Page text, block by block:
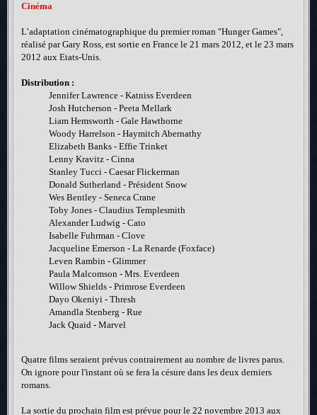
Cinéma
L’adaptation cinématographique du premier roman "Hunger Games",
réalisé par Gary Ross, est sortie en France le 21 mars 2012, et le 23 mars
2012 aux Etats-Unis.
Distribution :
Jennifer Lawrence - Katniss Everdeen
Josh Hutcherson - Peeta Mellark
Liam Hemsworth - Gale Hawthorne
Woody Harrelson - Haymitch Abernathy
Elizabeth Banks - Effie Trinket
Lenny Kravitz - Cinna
Stanley Tucci - Caesar Flickerman
Donald Sutherland - Président Snow
Wes Bentley - Seneca Crane
Toby Jones - Claudius Templesmith
Alexander Ludwig - Cato
Isabelle Fuhrman - Clove
Jacqueline Emerson - La Renarde (Foxface)
Leven Rambin - Glimmer
Paula Malcomson - Mrs. Everdeen
Willow Shields - Primrose Everdeen
Dayo Okeniyi - Thresh
Amandla Stenberg - Rue
Jack Quaid - Marvel
Quatre films seraient prévus contrairement au nombre de livres parus.
On ignore pour l'instant où se fera la césure dans les deux derniers
romans.
La sortie du prochain film est prévue pour le 22 novembre 2013 aux